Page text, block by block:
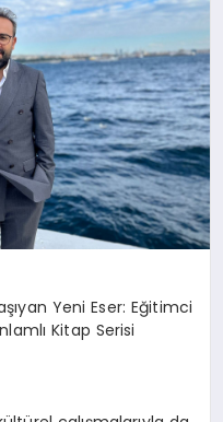
Yeni Eser: Eğitimci
Kitap Serisi